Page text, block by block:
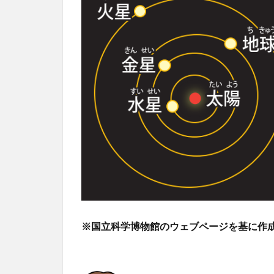
※国立科学博物館のウェブページを基に作